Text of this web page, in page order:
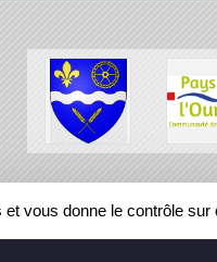
vous donne le contrôle